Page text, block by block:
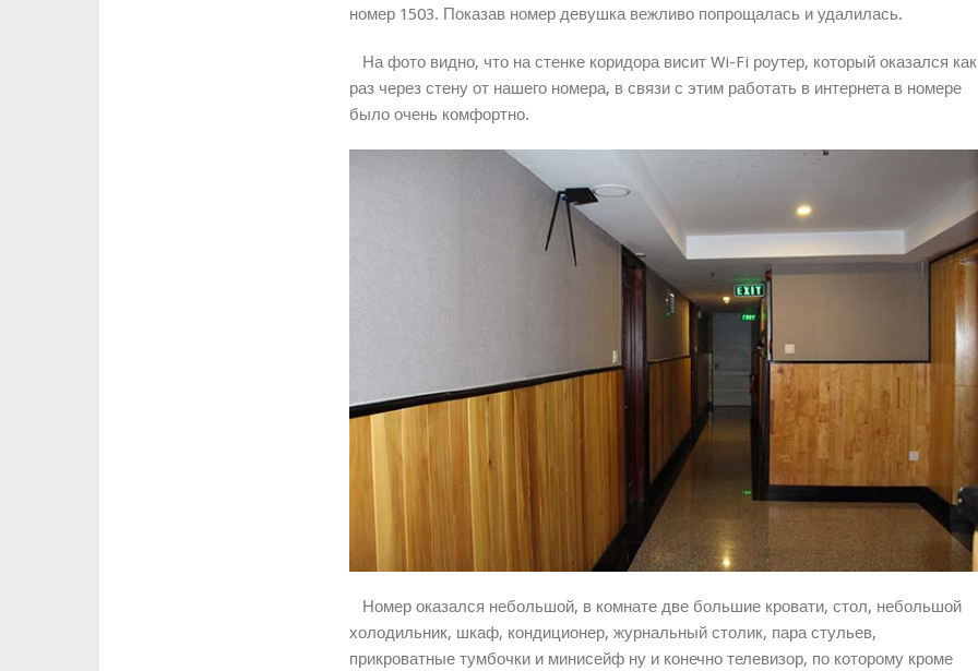
номер 1503. Показав номер девушка вежливо попрощалась и удалилась.
На фото видно, что на стенке коридора висит Wi-Fi роутер, который оказался как
раз через стену от нашего номера, в связи с этим работать в интернета в номере
было очень комфортно.
Номер оказался небольшой, в комнате две большие кровати, стол, небольшой
холодильник, шкаф, кондиционер, журнальный столик, пара стульев,
прикроватные тумбочки и минисейф ну и конечно телевизор, по которому кроме